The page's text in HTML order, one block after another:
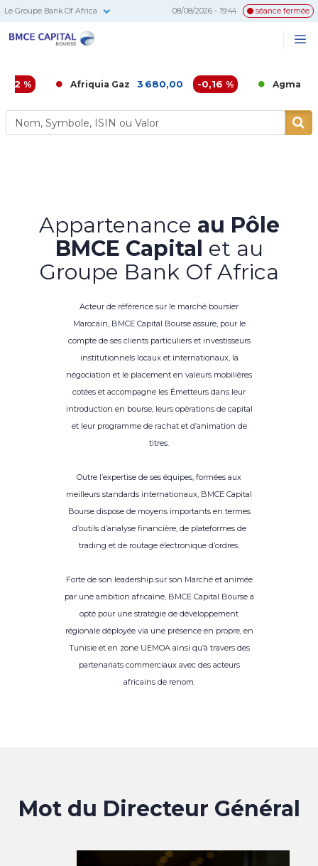
Le Groupe Bank Of Africa 08/08/2026 - 19:44 séance fermée
Afriquia Gaz 3 680,00 -0,16 % Agma 6 860,00
Appartenance au Pôle
BMCE Capital et au
Groupe Bank Of Africa
Acteur de référence sur le marché boursier
Marocain, BMCE Capital Bourse assure, pour le
compte de ses clients particuliers et investisseurs
institutionnels locaux et internationaux, la
négociation et le placement en valeurs mobilières
cotées et accompagne les Émetteurs dans leur
introduction en bourse, leurs opérations de capital
et leur programme de rachat et d’animation de
titres.
Outre l’expertise de ses équipes, formées aux
meilleurs standards internationaux, BMCE Capital
Bourse dispose de moyens importants en termes
d’outils d’analyse financière, de plateformes de
trading et de routage électronique d’ordres.
Forte de son leadership sur son Marché et animée
par une ambition africaine, BMCE Capital Bourse a
opté pour une stratégie de développement
régionale déployée via une présence en propre, en
Tunisie et en zone UEMOA ainsi qu’à travers des
partenariats commerciaux avec des acteurs
africains de renom.
Mot du Directeur Général